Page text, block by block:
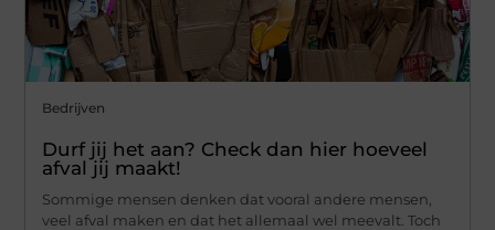
Bedrijven
Durf jij het aan? Check dan hier hoeveel
afval jij maakt!
Sommige mensen denken dat vooral andere mensen,
veel afval maken en dat het allemaal wel meevalt. Toch